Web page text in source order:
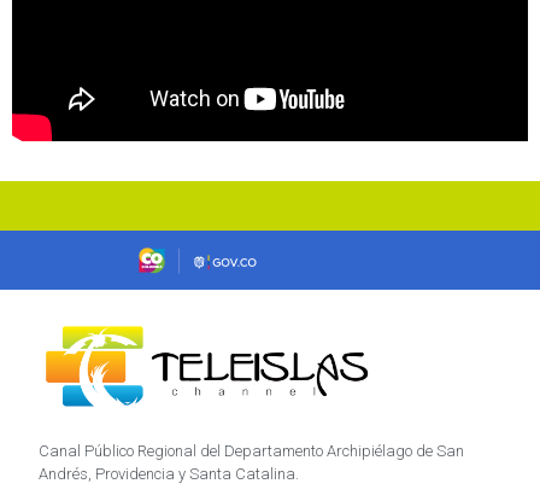
Canal Público Regional del Departamento Archipiélago de San
Andrés, Providencia y Santa Catalina.